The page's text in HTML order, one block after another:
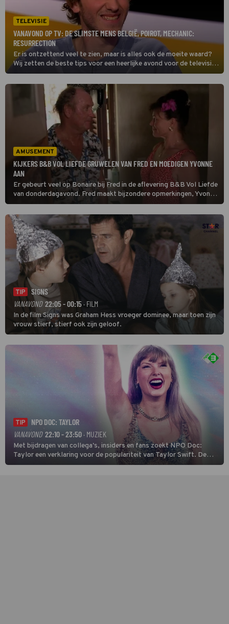
TELEVISIE
VANAVOND OP TV: DE SLIMSTE MENS BELGIË, POIROT, MECHANIC:
RESURRECTION
Er is ontzettend veel te zien, maar is alles ook de moeite waard?
Wij zetten de beste tips voor een heerlijke avond voor de televisie
op een rij. Dit zijn de kijktips voor vrijdag 7 augustus 2026. Toch
nog verder kijken, check dan onze primetime gids voor het totale
overzicht van wat er vanavond op tv is.
AMUSEMENT
KIJKERS B&B VOL LIEFDE GRUWELEN VAN FRED EN MOEDIGEN YVONNE
AAN
Er gebeurt veel op Bonaire bij Fred in de aflevering B&B Vol Liefde
van donderdagavond. Fred maakt bijzondere opmerkingen, Yvonne
bijt van zich af en Doete maakt haar intrede.
TIP
SIGNS
VANAVOND 22:05 - 00:15· FILM
In de film Signs was Graham Hess vroeger dominee, maar toen zijn
vrouw stierf, stierf ook zijn geloof.
TIP
NPO DOC: TAYLOR
VANAVOND 22:10 - 23:50 · MUZIEK
Met bijdragen van collega's, insiders en fans zoekt NPO Doc:
Taylor een verklaring voor de populariteit van Taylor Swift. De
singer-songwriter is een van de succesvolste sterren van onze tijd